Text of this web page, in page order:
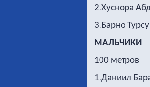
2.Хуснора
3.Барно
МАЛЬЧИКИ
100 метров
1.Даниил